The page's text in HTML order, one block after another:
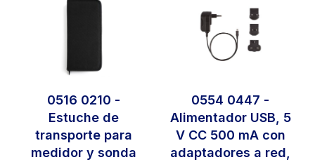
0516 0210 -
Estuche de
transporte para
medidor y sonda
0554 0447 -
Alimentador USB, 5
V CC 500 mA con
adaptadores a red,